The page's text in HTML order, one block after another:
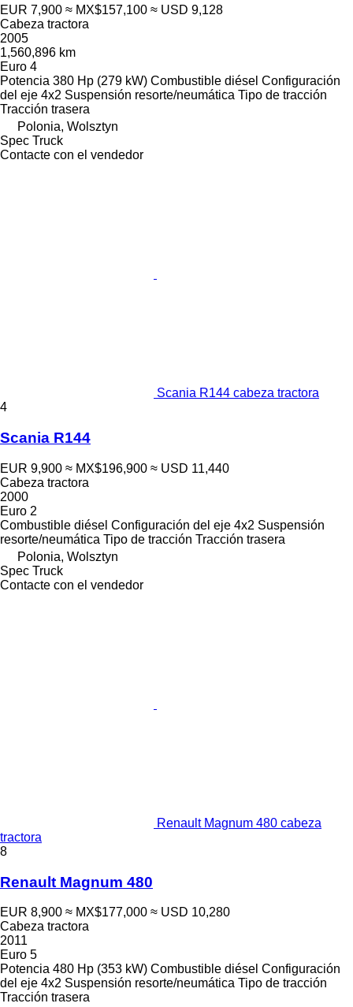
EUR 7,900 ≈ MX$157,100 ≈ USD 9,128
Cabeza tractora
2005
1,560,896 km
Euro 4
Potencia 380 Hp (279 kW) Combustible diésel Configuración
del eje 4x2 Suspensión resorte/neumática Tipo de tracción
Tracción trasera
Polonia, Wolsztyn
Spec Truck
Contacte con el vendedor
Scania R144 cabeza tractora
4
Scania R144
EUR 9,900 ≈ MX$196,900 ≈ USD 11,440
Cabeza tractora
2000
Euro 2
Combustible diésel Configuración del eje 4x2 Suspensión
resorte/neumática Tipo de tracción Tracción trasera
Polonia, Wolsztyn
Spec Truck
Contacte con el vendedor
Renault Magnum 480 cabeza
tractora
8
Renault Magnum 480
EUR 8,900 ≈ MX$177,000 ≈ USD 10,280
Cabeza tractora
2011
Euro 5
Potencia 480 Hp (353 kW) Combustible diésel Configuración
del eje 4x2 Suspensión resorte/neumática Tipo de tracción
Tracción trasera